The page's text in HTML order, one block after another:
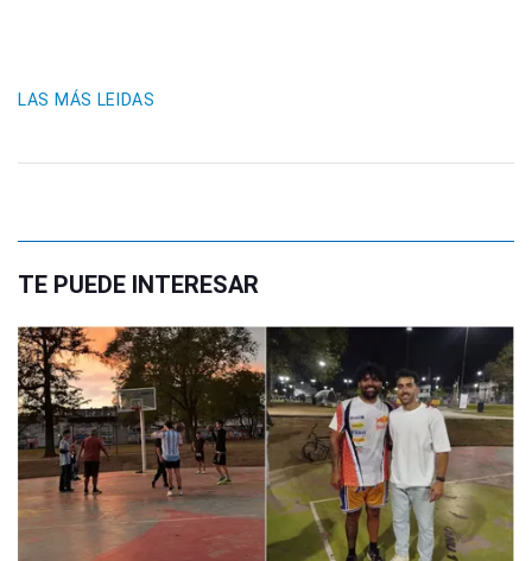
LAS MÁS LEIDAS
TE PUEDE INTERESAR